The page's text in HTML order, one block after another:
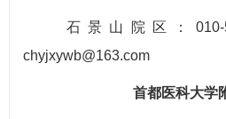
石景山院区：010-
chyjxywb@163.com
首都医科大学